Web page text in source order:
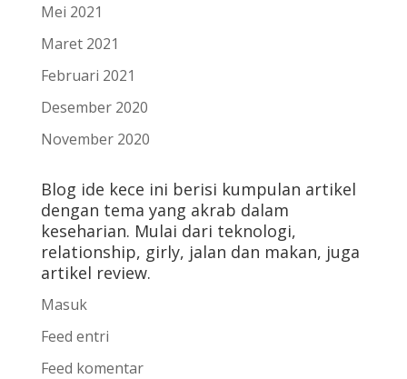
Mei 2021
Maret 2021
Februari 2021
Desember 2020
November 2020
Blog ide kece ini berisi kumpulan artikel
dengan tema yang akrab dalam
keseharian. Mulai dari teknologi,
relationship, girly, jalan dan makan, juga
artikel review.
Masuk
Feed entri
Feed komentar